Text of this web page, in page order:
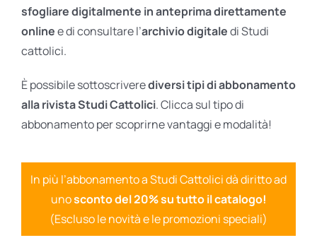
Ares Gift Card
sfogliare digitalmente in anteprima direttamente
onlinee di consultare l’archivio digitaledi Studi
cattolici.
È possibile sottoscriverediversi tipi di abbonamento
alla rivista Studi Cattolici. Clicca sul tipo di
abbonamento per scoprirne vantaggi e modalità!
In più l’abbonamento a Studi Cattolici dà diritto ad
unosconto del 20% su tutto il catalogo!
(Escluso le novità e le promozioni speciali)